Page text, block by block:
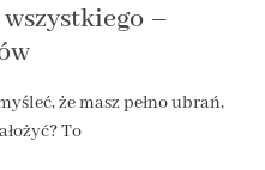
–
że masz pełno ubrań,
To